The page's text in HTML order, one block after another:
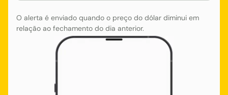
O alerta é enviado quando o preço do dólar diminui em
relação ao fechamento do dia anterior.